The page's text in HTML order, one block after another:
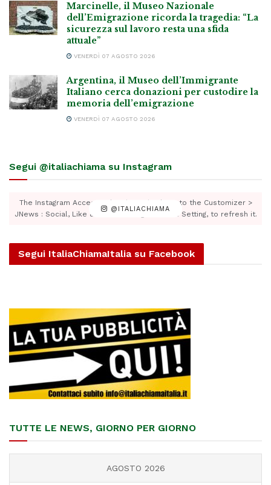
Marcinelle, il Museo Nazionale
dell’Emigrazione ricorda la tragedia: “La
sicurezza sul lavoro resta una sfida
attuale”
VENERDÌ 07 AGOSTO 2026
Argentina, il Museo dell’Immigrante
Italiano cerca donazioni per custodire la
memoria dell’emigrazione
VENERDÌ 07 AGOSTO 2026
Segui @italiachiama su Instagram
@ITALIACHIAMA
The Instagram Access Token is expired, Go to the Customizer >
JNews : Social, Like & View > Instagram Feed Setting, to refresh it.
Segui ItaliaChiamaItalia su Facebook
TUTTE LE NEWS, GIORNO PER GIORNO
AGOSTO 2026